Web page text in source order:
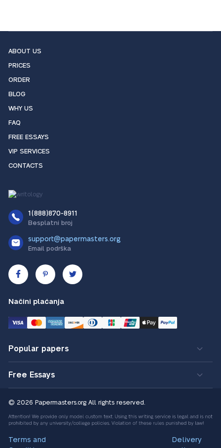
ABOUT US
PRICES
ORDER
BLOG
WHY US
FAQ
FREE ESSAYS
VIP SERVICES
CONTACTS
1(888)870-8911
Besplatni broj
support@papermasters.org
Email podrška
Načini plaćanja
Popular papers
Free Essays
© 2026 Papermasters.org All rights reserved.
Terms and
Delivery